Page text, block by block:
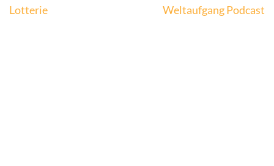
Lotterie
Weltaufgang Podcast